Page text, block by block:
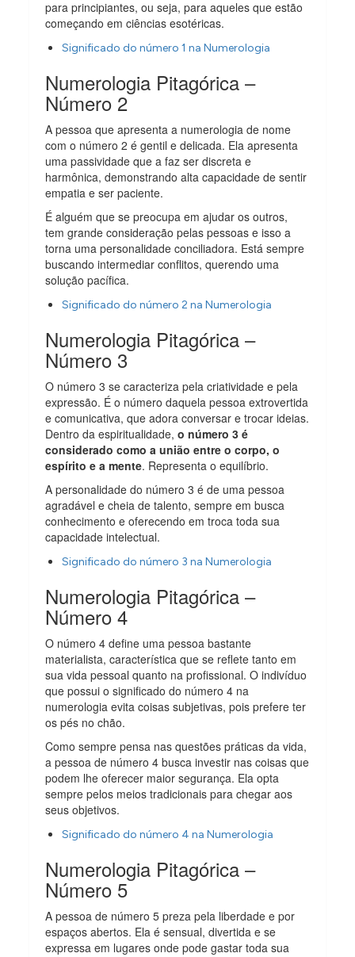
para principiantes, ou seja, para aqueles que estão
começando em ciências esotéricas.
Significado do número 1 na Numerologia
Numerologia Pitagórica –
Número 2
A pessoa que apresenta a numerologia de nome
com o número 2 é gentil e delicada. Ela apresenta
uma passividade que a faz ser discreta e
harmônica, demonstrando alta capacidade de sentir
empatia e ser paciente.
É alguém que se preocupa em ajudar os outros,
tem grande consideração pelas pessoas e isso a
torna uma personalidade conciliadora. Está sempre
buscando intermediar conflitos, querendo uma
solução pacífica.
Significado do número 2 na Numerologia
Numerologia Pitagórica –
Número 3
O número 3 se caracteriza pela criatividade e pela
expressão. É o número daquela pessoa extrovertida
e comunicativa, que adora conversar e trocar ideias.
Dentro da espiritualidade,o número 3 é
considerado como a união entre o corpo, o
espírito e a mente. Representa o equilíbrio.
A personalidade do número 3 é de uma pessoa
agradável e cheia de talento, sempre em busca
conhecimento e oferecendo em troca toda sua
capacidade intelectual.
Significado do número 3 na Numerologia
Numerologia Pitagórica –
Número 4
O número 4 define uma pessoa bastante
materialista, característica que se reflete tanto em
sua vida pessoal quanto na profissional. O indivíduo
que possui o significado do número 4 na
numerologia evita coisas subjetivas, pois prefere ter
os pés no chão.
Como sempre pensa nas questões práticas da vida,
a pessoa de número 4 busca investir nas coisas que
podem lhe oferecer maior segurança. Ela opta
sempre pelos meios tradicionais para chegar aos
seus objetivos.
Significado do número 4 na Numerologia
Numerologia Pitagórica –
Número 5
A pessoa de número 5 preza pela liberdade e por
espaços abertos. Ela é sensual, divertida e se
expressa em lugares onde pode gastar toda sua